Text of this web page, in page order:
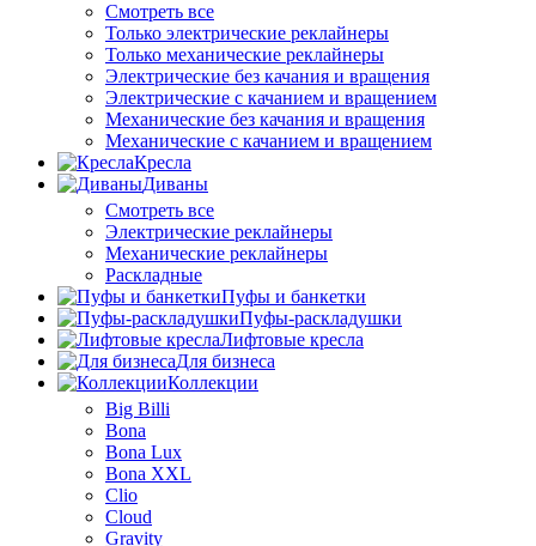
Смотреть все
Только электрические реклайнеры
Только механические реклайнеры
Электрические без качания и вращения
Электрические с качанием и вращением
Механические без качания и вращения
Механические с качанием и вращением
Кресла
Диваны
Смотреть все
Электрические реклайнеры
Механические реклайнеры
Раскладные
Пуфы и банкетки
Пуфы-раскладушки
Лифтовые кресла
Для бизнеса
Коллекции
Big Billi
Bona
Bona Lux
Bona XXL
Clio
Cloud
Gravity